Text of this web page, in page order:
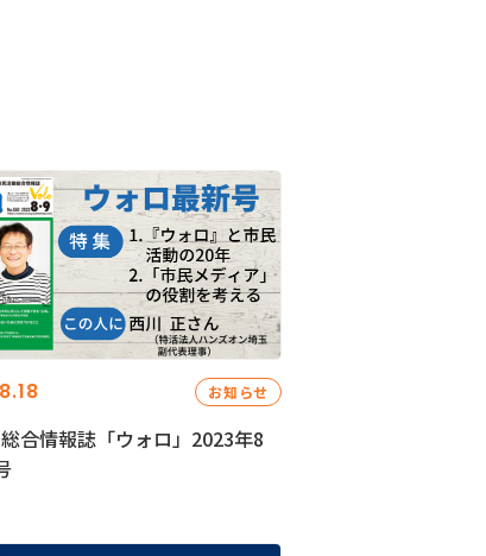
お知らせ
合情報誌「ウォロ」2023年8